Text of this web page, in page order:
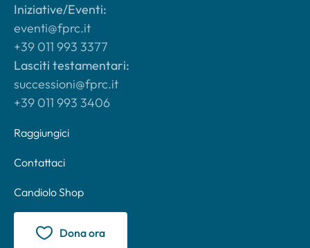
Iniziative/Eventi:
eventi@fprc.it
+39 011 993 3377
Lasciti testamentari:
successioni@fprc.it
+39 011 993 3406
Raggiungici
Contattaci
Candiolo Shop
Dona ora